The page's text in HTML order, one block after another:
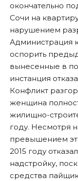
окончательно
Сочи на
нарушением
Администрация
оспорить
вынесенные в
инстанция
Конфликт
женщина
жилищно-
году. Несмотря
превышением
2015 году
надстройку,
средства